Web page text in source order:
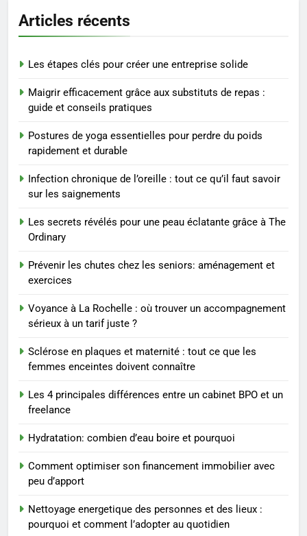
seniors: aménagement et
exercices
BIEN ÊTRE
Voyance à La Rochelle : où
trouver un accompagnement
BIEN ÊTRE
Sclérose en plaques et
maternité : tout ce que les
femmes enceintes doivent
SANTÉ
ENTREPRISE
2
Maigrir efficacement grâce aux
conseils pratiques
BIEN ÊTRE
3
pour perdre du poids
4
Articles récents
Les étapes clés pour créer une entreprise solide
Maigrir efficacement grâce aux substituts de repas :
guide et conseils pratiques
Postures de yoga essentielles pour perdre du poids
rapidement et durable
Infection chronique de l’oreille : tout ce qu’il faut savoir
sur les saignements
Les secrets révélés pour une peau éclatante grâce à The
Ordinary
Prévenir les chutes chez les seniors: aménagement et
exercices
Voyance à La Rochelle : où trouver un accompagnement
sérieux à un tarif juste ?
Sclérose en plaques et maternité : tout ce que les
femmes enceintes doivent connaître
Les 4 principales différences entre un cabinet BPO et un
freelance
Hydratation: combien d’eau boire et pourquoi
Comment optimiser son financement immobilier avec
peu d’apport
Nettoyage energetique des personnes et des lieux :
pourquoi et comment l’adopter au quotidien